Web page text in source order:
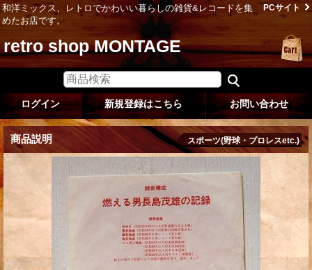
和洋ミックス、レトロでかわいい暮らしの雑貨&レコードを集
めたお店です。
PCサイト
retro shop MONTAGE
ログイン 新規登録はこちら お問い合わせ
商品説明 スポーツ(野球・プロレスetc.)